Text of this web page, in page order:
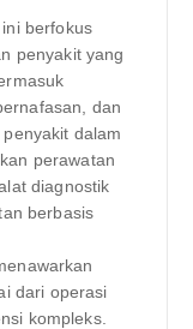
berfokus
penyakit yang
dan
dalam
perawatan
diagnostik
berbasis
dari operasi
kompleks.